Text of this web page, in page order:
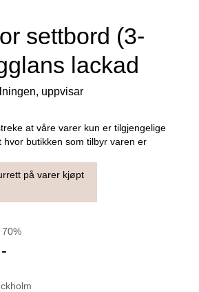
settbord (3-
lackad
uppvisar
at våre varer kun er tilgjengelige
hvor butikken som tilbyr varen er
på varer kjøpt
70%